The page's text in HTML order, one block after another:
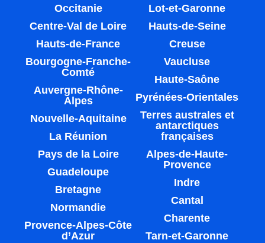
Occitanie
Centre-Val de Loire
Hauts-de-France
Bourgogne-Franche-
Comté
Auvergne-Rhône-
Alpes
Nouvelle-Aquitaine
La Réunion
Pays de la Loire
Guadeloupe
Bretagne
Normandie
Provence-Alpes-Côte
d’Azur
Lot-et-Garonne
Hauts-de-Seine
Creuse
Vaucluse
Haute-Saône
Pyrénées-Orientales
Terres australes et
antarctiques
françaises
Alpes-de-Haute-
Provence
Indre
Cantal
Charente
Tarn-et-Garonne